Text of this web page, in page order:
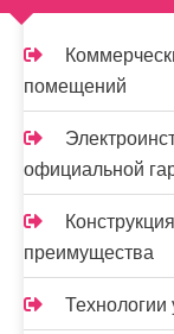
помещений
официальной
преимущества